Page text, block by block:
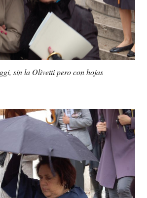
sin la Olivetti pero con hojas